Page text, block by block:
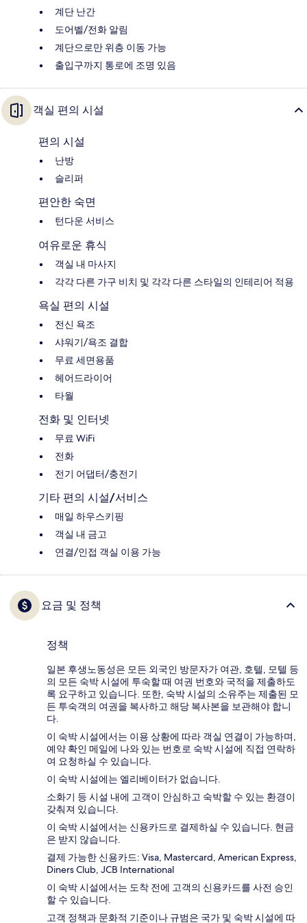
계단 난간
도어벨/전화 알림
계단으로만 위층 이동 가능
출입구까지 통로에 조명 있음
객실 편의 시설
편의 시설
난방
슬리퍼
편안한 숙면
턴다운 서비스
여유로운 휴식
객실 내 마사지
각각 다른 가구 비치 및 각각 다른 스타일의 인테리어 적용
욕실 편의 시설
전신 욕조
샤워기/욕조 결합
무료 세면용품
헤어드라이어
타월
전화 및 인터넷
무료 WiFi
전화
전기 어댑터/충전기
기타 편의 시설/서비스
매일 하우스키핑
객실 내 금고
연결/인접 객실 이용 가능
요금 및 정책
정책
일본 후생노동성은 모든 외국인 방문자가 여관, 호텔, 모텔 등
의 모든 숙박 시설에 투숙할 때 여권 번호와 국적을 제출하도
록 요구하고 있습니다. 또한, 숙박 시설의 소유주는 제출된 모
든 투숙객의 여권을 복사하고 해당 복사본을 보관해야 합니
다.
이 숙박 시설에서는 이용 상황에 따라 객실 연결이 가능하며,
예약 확인 메일에 나와 있는 번호로 숙박 시설에 직접 연락하
여 요청하실 수 있습니다.
이 숙박 시설에는 엘리베이터가 없습니다.
소화기 등 시설 내에 고객이 안심하고 숙박할 수 있는 환경이
갖춰져 있습니다.
이 숙박 시설에서는 신용카드로 결제하실 수 있습니다. 현금
은 받지 않습니다.
결제 가능한 신용카드: Visa, Mastercard, American Express,
Diners Club, JCB International
이 숙박 시설에서는 도착 전에 고객의 신용카드를 사전 승인
할 수 있습니다.
고객 정책과 문화적 기준이나 규범은 국가 및 숙박 시설에 따